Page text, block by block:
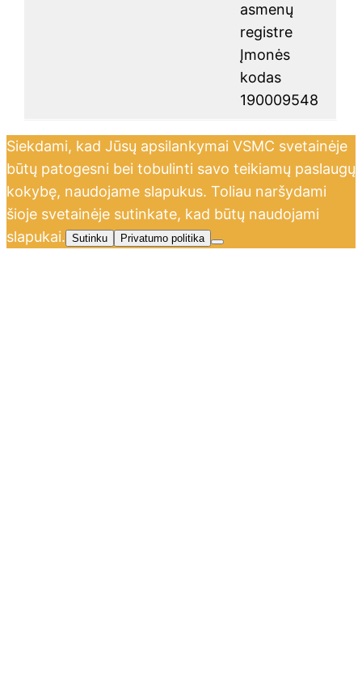
asmenų
registre
Įmonės
kodas
190009548
Siekdami, kad Jūsų apsilankymai VSMC svetainėje
būtų patogesni bei tobulinti savo teikiamų paslaugų
kokybę, naudojame slapukus. Toliau naršydami
šioje svetainėje sutinkate, kad būtų naudojami
slapukai. Sutinku Privatumo politika